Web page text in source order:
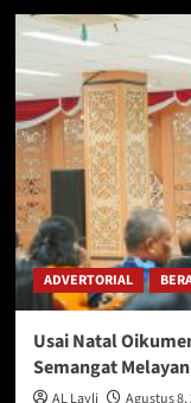
ADVERTORIAL
Usai Natal
Semangat
AL Layli Agustus 8,